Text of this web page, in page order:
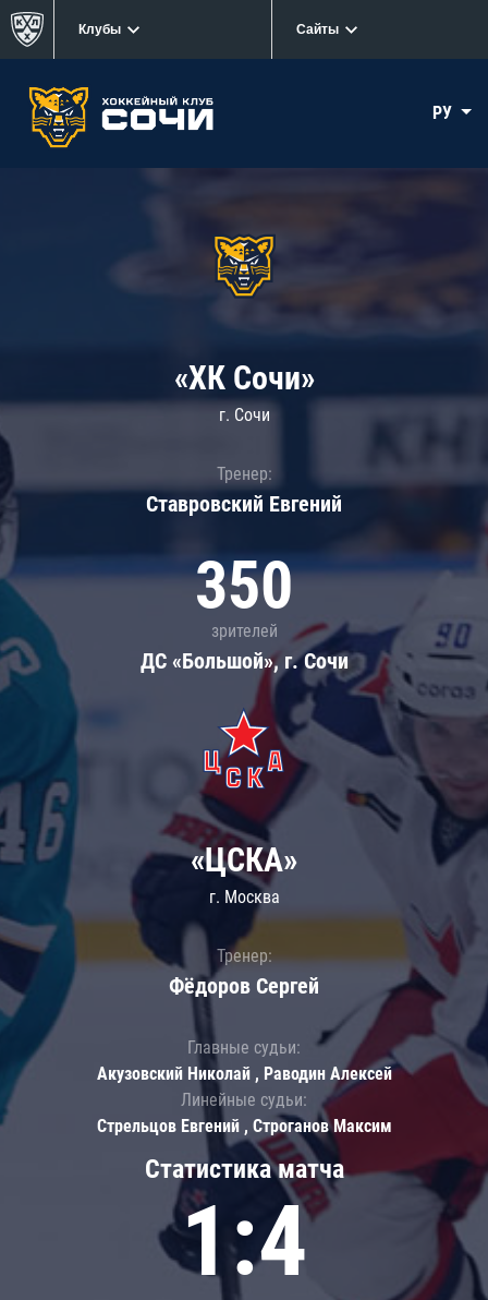
Клубы Сайты
РУ
«ХК Сочи»
г. Сочи
Тренер:
Ставровский Евгений
350
зрителей
ДС «Большой», г. Сочи
Статистика матча
1:4
«ЦСКА»
г. Москва
Тренер:
Фёдоров Сергей
Главные судьи:
Акузовский Николай , Раводин Алексей
Линейные судьи:
Стрельцов Евгений , Строганов Максим